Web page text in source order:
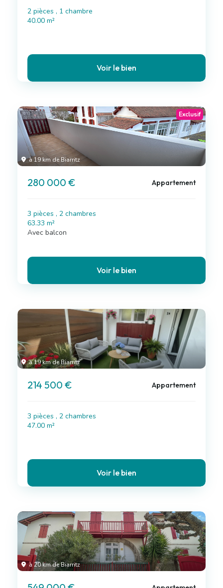
2 pièces , 1 chambre
40.00 m²
Voir le bien
à 19 km de Biarritz
Exclusif
280 000 € Appartement
3 pièces , 2 chambres
63.33 m²
Avec balcon
Voir le bien
à 19 km de Biarritz
214 500 € Appartement
3 pièces , 2 chambres
47.00 m²
Voir le bien
à 20 km de Biarritz